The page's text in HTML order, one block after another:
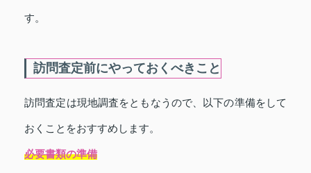
す。
訪問査定前にやっておくべきこと
訪問査定は現地調査をともなうので、以下の準備をして
おくことをおすすめします。
必要書類の準備